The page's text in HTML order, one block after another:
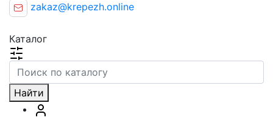
zakaz@krepezh.online
Каталог
Найти